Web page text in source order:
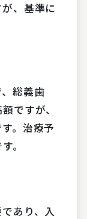
、基準に
総義歯
ですが、
。治療予
。
あり、入